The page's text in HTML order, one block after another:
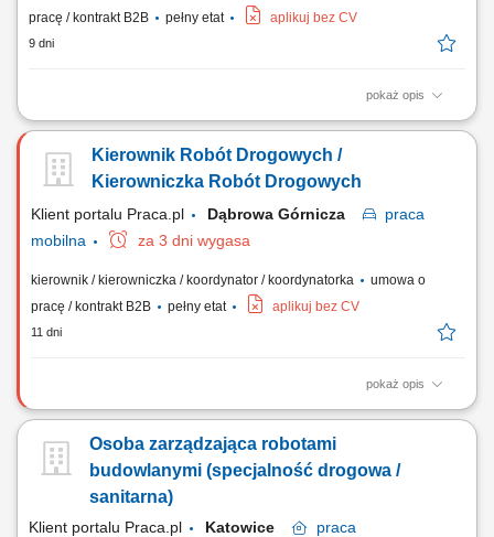
pracę / kontrakt B2B
pełny etat aplikuj bez CV
9 dni
pokaż opis
Zarządzanie budową zgodnie z projektem, Prawem budowlanym i
finansowego. Koordynacja pracy zespołów własnych oraz
podwykonawców. Optymalizacja technologiczno-materiałowa
Kierownik Robót Drogowych /
Kierowniczka Robót Drogowych
Klient portalu Praca.pl Dąbrowa Górnicza
praca
mobilna
za 3 dni wygasa
kierownik / kierowniczka / koordynator / koordynatorka
umowa o
pracę / kontrakt B2B
pełny etat aplikuj bez CV
11 dni
pokaż opis
Kierowanie i nadzorowanie budowy zgodnie z projektem, Prawem
harmonogramu rzeczowego i finansowego projektu. Koordynacja pracy
własnych sił wykonawczych oraz firm podwykonawczych.
Optymalizacja technologiczno-materiałowa realizowanych...
Osoba zarządzająca robotami
budowlanymi (specjalność drogowa /
sanitarna)
Klient portalu Praca.pl Katowice
praca